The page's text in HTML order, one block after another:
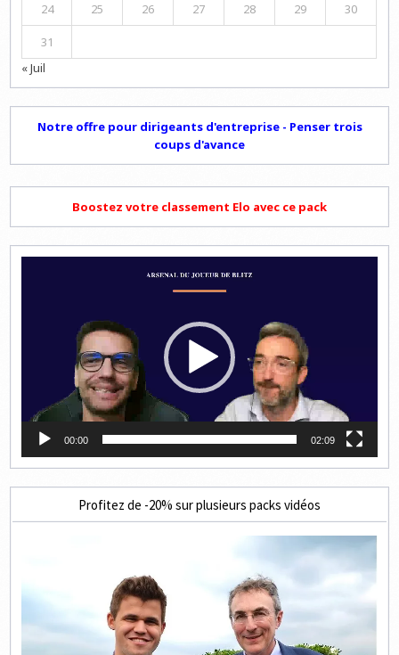
24 25 26 27 28 29 30
31
« Juil
Notre offre pour dirigeants d'entreprise - Penser trois
coups d'avance
Boostez votre classement Elo avec ce pack
00:00 02:09
Profitez de -20% sur plusieurs packs vidéos